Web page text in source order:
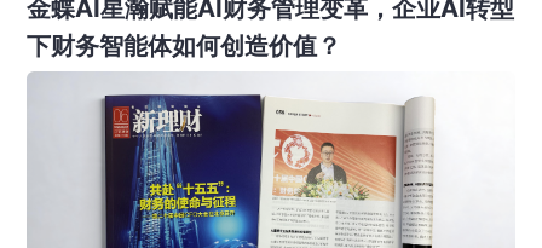
金蝶AI星瀚赋能AI财务管理变革，企业AI转型
下财务智能体如何创造价值？